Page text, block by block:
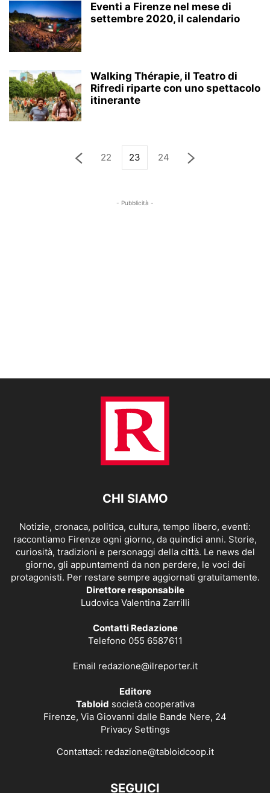
Eventi a Firenze nel mese di
settembre 2020, il calendario
Walking Thérapie, il Teatro di
Rifredi riparte con uno spettacolo
itinerante
22 23 24
- Pubblicità -
CHI SIAMO
Notizie, cronaca, politica, cultura, tempo libero, eventi:
raccontiamo Firenze ogni giorno, da quindici anni. Storie,
curiosità, tradizioni e personaggi della città. Le news del
giorno, gli appuntamenti da non perdere, le voci dei
protagonisti. Per restare sempre aggiornati gratuitamente.
Direttore responsabile
Ludovica Valentina Zarrilli
Contatti Redazione
Telefono 055 6587611
Email redazione@ilreporter.it
Editore
Tabloid società cooperativa
Firenze, Via Giovanni dalle Bande Nere, 24
Privacy Settings
Contattaci: redazione@tabloidcoop.it
SEGUICI